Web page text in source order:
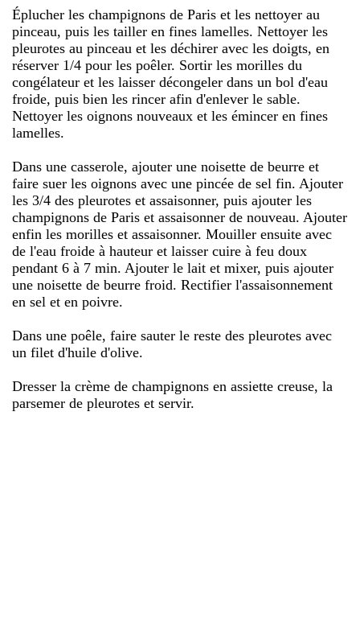
Éplucher les champignons de Paris et les nettoyer au
pinceau, puis les tailler en fines lamelles. Nettoyer les
pleurotes au pinceau et les déchirer avec les doigts, en
réserver 1/4 pour les poêler. Sortir les morilles du
congélateur et les laisser décongeler dans un bol d'eau
froide, puis bien les rincer afin d'enlever le sable.
Nettoyer les oignons nouveaux et les émincer en fines
lamelles.
Dans une casserole, ajouter une noisette de beurre et
faire suer les oignons avec une pincée de sel fin. Ajouter
les 3/4 des pleurotes et assaisonner, puis ajouter les
champignons de Paris et assaisonner de nouveau. Ajouter
enfin les morilles et assaisonner. Mouiller ensuite avec
de l'eau froide à hauteur et laisser cuire à feu doux
pendant 6 à 7 min. Ajouter le lait et mixer, puis ajouter
une noisette de beurre froid. Rectifier l'assaisonnement
en sel et en poivre.
Dans une poêle, faire sauter le reste des pleurotes avec
un filet d'huile d'olive.
Dresser la crème de champignons en assiette creuse, la
parsemer de pleurotes et servir.